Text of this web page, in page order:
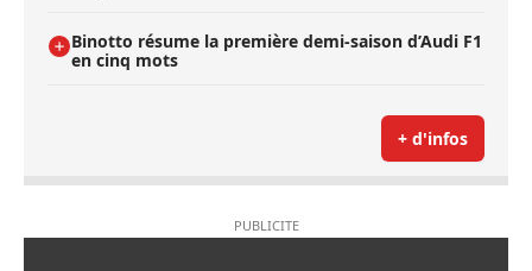
Binotto résume la première demi-saison d’Audi F1
en cinq mots
+ d'infos